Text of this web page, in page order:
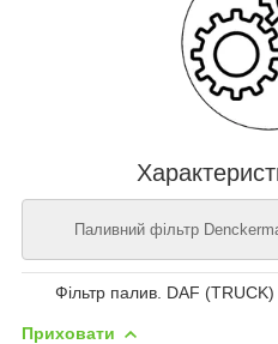
Паливний фільтр
Фільтр палив. DAF
Приховати